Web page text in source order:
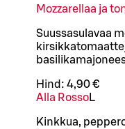
Mozzarellaa ja
Suussasulavaa
Hind: 4,90 €
Alla RossoL
Kinkkua,